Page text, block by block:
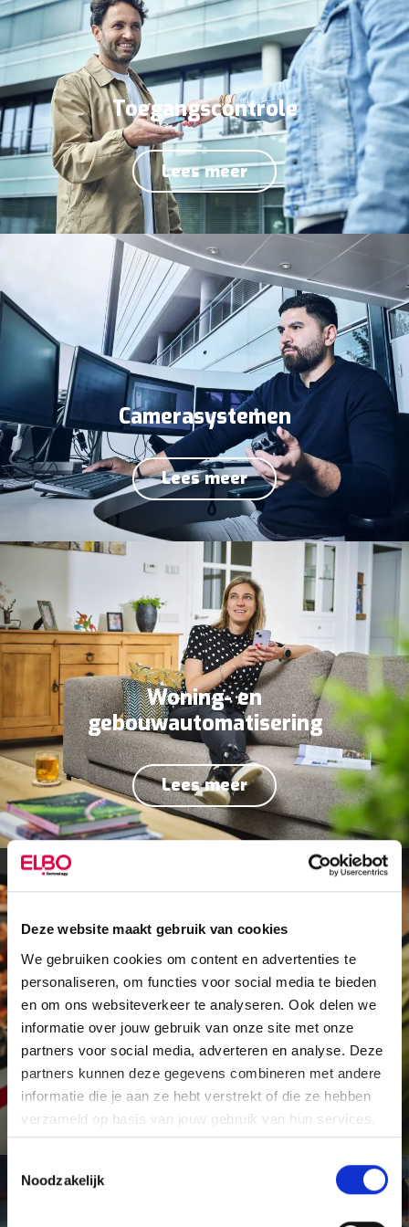
Deze website maakt gebruik van cookies
We gebruiken cookies om content en advertenties te
personaliseren, om functies voor social media te bieden
en om ons websiteverkeer te analyseren. Ook delen we
informatie over jouw gebruik van onze site met onze
partners voor social media, adverteren en analyse. Deze
partners kunnen deze gegevens combineren met andere
informatie die je aan ze hebt verstrekt of die ze hebben
verzameld op basis van jouw gebruik van hun services.
Noodzakelijk
Toegangscontrole
Lees meer
Camerasystemen
Lees meer
Woning- en
gebouwautomatisering
Lees meer
Omroep en ontruiming
Lees meer